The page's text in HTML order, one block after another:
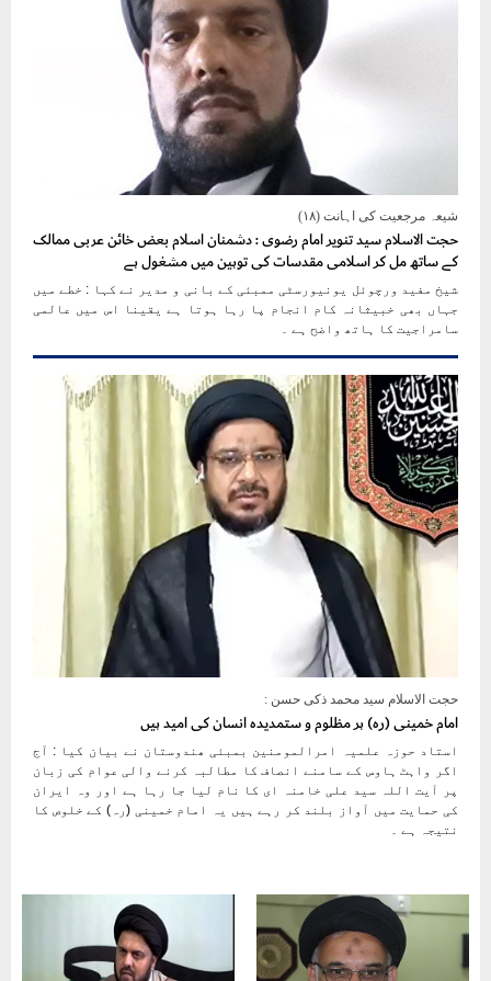
شیعہ مرجعیت کی اہانت (۱۸)
حجت الاسلام سید تنویر امام رضوی : دشمنان اسلام بعض خائن عربی ممالک
کے ساتھ مل کر اسلامی مقدسات کی توہین میں مشغول ہے
شیخ مفید ورچوئل یونیورسٹی ممبئی کے بانی و مدیر نے کہا : خطے میں
جہاں بھی خبیثانہ کام انجام پا رہا ہوتا ہے یقینا اس میں عالمی
سامراجیت کا ہاتھ واضح ہے ۔
حجت الاسلام سید محمد ذکی حسن :
امام خمینی (رہ) ہر مظلوم و ستمدیدہ انسان کی امید ہیں
استاد حوزہ علمیہ امرالمومنین بمبئی ھندوستان نے بیان کیا : آج
اگر واہٹ ہاوس کے سامنے انصاف کا مطالبہ کرنے والی عوام کی زبان
پر آیت اللہ سید علی خامنہ ای کا نام لیا جا رہا ہے اور وہ ایران
کی حمایت میں آواز بلند کر رہے ہیں یہ امام خمینی (رہ) کے خلوص کا
نتیجہ ہے ۔